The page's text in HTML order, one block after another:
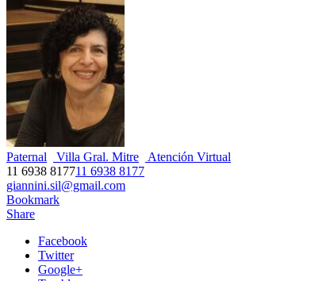
Paternal Villa Gral. Mitre
Atención Virtual
11 6938 817711 6938 8177
giannini.sil@gmail.com
Bookmark
Share
Facebook
Twitter
Google+